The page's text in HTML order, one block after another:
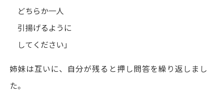
どちらか一人
引揚げるように
してください」
姉妹は互いに、自分が残ると押し問答を繰り返しまし
た。